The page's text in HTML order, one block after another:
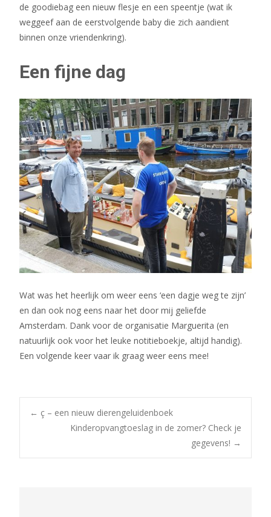
de goodiebag een nieuw flesje en een speentje (wat ik
weggeef aan de eerstvolgende baby die zich aandient
binnen onze vriendenkring).
Een fijne dag
Wat was het heerlijk om weer eens ‘een dagje weg te zijn’
en dan ook nog eens naar het door mij geliefde
Amsterdam. Dank voor de organisatie Marguerita (en
natuurlijk ook voor het leuke notitieboekje, altijd handig).
Een volgende keer vaar ik graag weer eens mee!
Bericht
navigatie
← ç – een nieuw dierengeluidenboek
Kinderopvangtoeslag in de zomer? Check je
gegevens! →